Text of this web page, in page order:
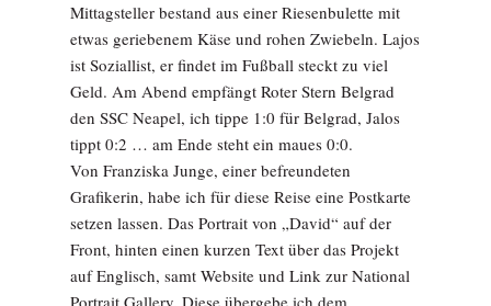
Mittagsteller bestand aus einer Riesenbulette mit
etwas geriebenem Käse und rohen Zwiebeln. Lajos
ist Soziallist, er findet im Fußball steckt zu viel
Geld. Am Abend empfängt Roter Stern Belgrad
den SSC Neapel, ich tippe 1:0 für Belgrad, Jalos
tippt 0:2 … am Ende steht ein maues 0:0.
Von Franziska Junge, einer befreundeten
Grafikerin, habe ich für diese Reise eine Postkarte
setzen lassen. Das Portrait von „David“ auf der
Front, hinten einen kurzen Text über das Projekt
auf Englisch, samt Website und Link zur National
Portrait Gallery. Diese übergebe ich dem